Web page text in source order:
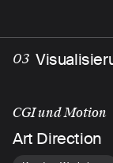
03
CGI und Motion
Art Direction